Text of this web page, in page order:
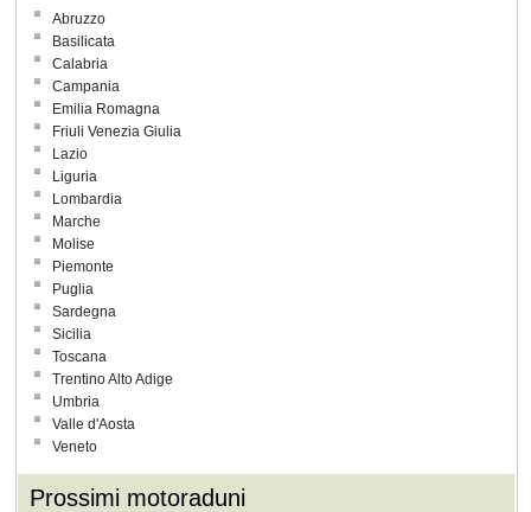
Abruzzo
Basilicata
Calabria
Campania
Emilia Romagna
Friuli Venezia Giulia
Lazio
Liguria
Lombardia
Marche
Molise
Piemonte
Puglia
Sardegna
Sicilia
Toscana
Trentino Alto Adige
Umbria
Valle d'Aosta
Veneto
Prossimi motoraduni